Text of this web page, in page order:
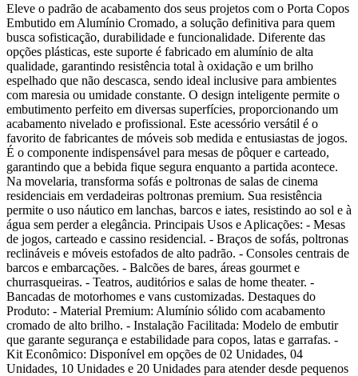
Eleve o padrão de acabamento dos seus projetos com o Porta Copos
Embutido em Alumínio Cromado, a solução definitiva para quem
busca sofisticação, durabilidade e funcionalidade. Diferente das
opções plásticas, este suporte é fabricado em alumínio de alta
qualidade, garantindo resistência total à oxidação e um brilho
espelhado que não descasca, sendo ideal inclusive para ambientes
com maresia ou umidade constante. O design inteligente permite o
embutimento perfeito em diversas superfícies, proporcionando um
acabamento nivelado e profissional. Este acessório versátil é o
favorito de fabricantes de móveis sob medida e entusiastas de jogos.
É o componente indispensável para mesas de pôquer e carteado,
garantindo que a bebida fique segura enquanto a partida acontece.
Na movelaria, transforma sofás e poltronas de salas de cinema
residenciais em verdadeiras poltronas premium. Sua resistência
permite o uso náutico em lanchas, barcos e iates, resistindo ao sol e à
água sem perder a elegância. Principais Usos e Aplicações: - Mesas
de jogos, carteado e cassino residencial. - Braços de sofás, poltronas
reclináveis e móveis estofados de alto padrão. - Consoles centrais de
barcos e embarcações. - Balcões de bares, áreas gourmet e
churrasqueiras. - Teatros, auditórios e salas de home theater. -
Bancadas de motorhomes e vans customizadas. Destaques do
Produto: - Material Premium: Alumínio sólido com acabamento
cromado de alto brilho. - Instalação Facilitada: Modelo de embutir
que garante segurança e estabilidade para copos, latas e garrafas. -
Kit Econômico: Disponível em opções de 02 Unidades, 04
Unidades, 10 Unidades e 20 Unidades para atender desde pequenos